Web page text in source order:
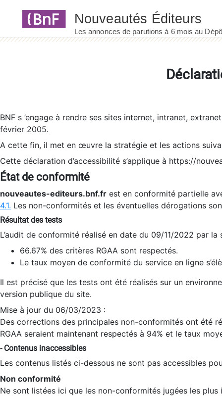
BNF s ’engage à rendre ses sites internet, intranet,
février 2005.
A cette fin, il met en œuvre la stratégie et les actions
Cette déclaration d’accessibilité s’applique à https://
État de conformité
nouveautes-editeurs.bnf.fr est en conformité partielle
4.1. Les non-conformités et les éventuelles dérogations
Résultat des tests
L’audit de conformité réalisé en date du 09/11/2022 par
66.67% des critères RGAA sont respectés.
Le taux moyen de conformité du service en ligne
Il est précisé que les tests ont été réalisés sur un
version publique du site.
Mise à jour du 06/03/2023 :
Des corrections des principales non-conformités ont été
RGAA seraient maintenant respectés à 94% et le taux
- Contenus inaccessibles
Les contenus listés ci-dessous ne sont pas accessibles
Non conformité
Ne sont listées ici que les non-conformités jugées les